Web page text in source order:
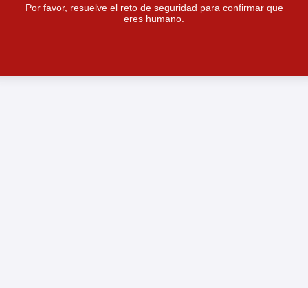
Por favor, resuelve el reto de seguridad para confirmar que
eres humano.